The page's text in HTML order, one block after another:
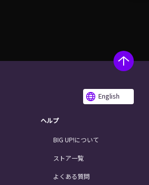
English
ヘルプ
BIG UP!について
ストア一覧
よくある質問